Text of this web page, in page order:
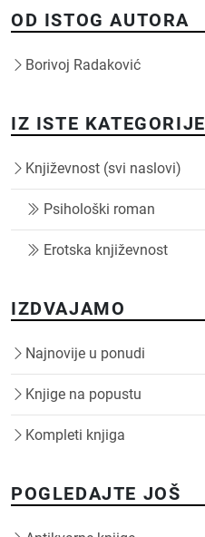
OD ISTOG AUTORA
Borivoj Radaković
IZ ISTE KATEGORIJE
Književnost (svi naslovi)
Psihološki roman
Erotska književnost
IZDVAJAMO
Najnovije u ponudi
Knjige na popustu
Kompleti knjiga
POGLEDAJTE JOŠ